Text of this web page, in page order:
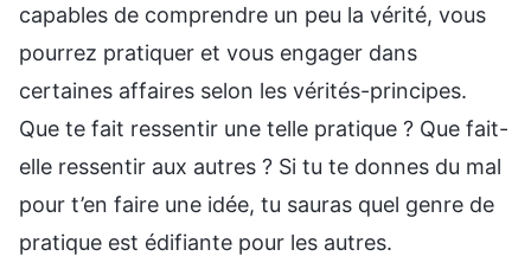
capables de comprendre un peu la vérité, vous
pourrez pratiquer et vous engager dans
certaines affaires selon les vérités-principes.
Que te fait ressentir une telle pratique ? Que fait-
elle ressentir aux autres ? Si tu te donnes du mal
pour t’en faire une idée, tu sauras quel genre de
pratique est édifiante pour les autres.